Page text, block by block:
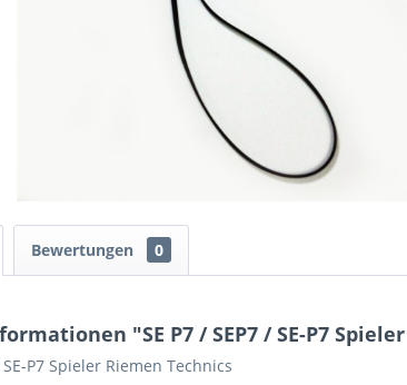
Bewertungen 0
"SE P7 / SEP7 / SE-P7
SE-P7 Spieler Riemen Technics